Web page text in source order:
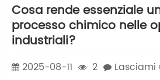
Cosa rende essenziale
processo chimico nelle
industriali?
2025-08-11 2